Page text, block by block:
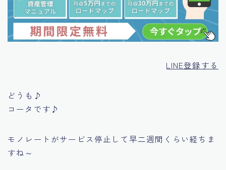
LINE登録する
どうも♪
コータです♪
モノレートがサービス停止して早二週間くらい経ちま
すね～